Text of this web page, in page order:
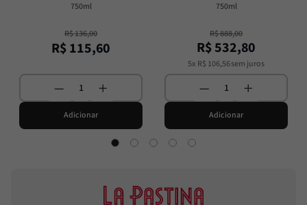
750ml
R$136,00
R$115,60
Adicionar
750ml
R$888,00
R$532,80
5x R$ 106,56sem juros
Adicionar